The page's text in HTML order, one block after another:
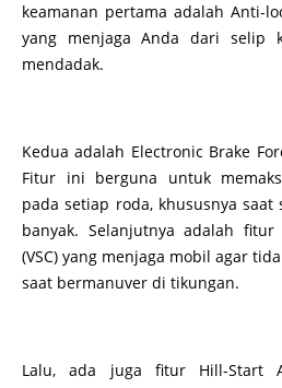
keamanan pertama adalah Anti-
yang menjaga Anda dari selip
mendadak.
Kedua adalah Electronic Brake
Fitur ini berguna untuk
pada setiap roda, khususnya saat
banyak. Selanjutnya adalah
(VSC) yang menjaga mobil agar
saat bermanuver di tikungan.
Lalu, ada juga fitur Hill-Start